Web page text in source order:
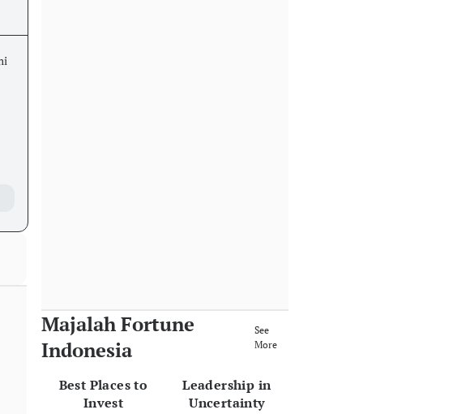
Majalah Fortune
Indonesia
See
More
Best Places to
Invest
Leadership in
Uncertainty